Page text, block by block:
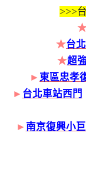
>>>
★台
★超
► 東區忠孝
► 台北車站西門
► 南京復興小